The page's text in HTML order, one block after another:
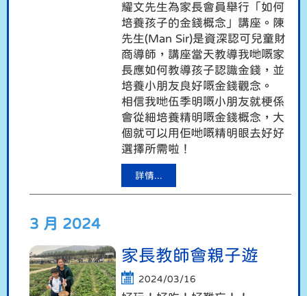
耀文先生為家長會員舉行「如何
培養孩子的金錢概念」講座。陳
先生(Man Sir)是資深認可兒童財
商導師，講座當天教導我哋嘅家
長應如何教導孩子認識金錢，並
培養小朋友良好嘅金錢觀念。
相信我哋伍季明嘅小朋友就梗係
會從細培養精明嘅金錢概念，大
個就可以用佢哋嘅精明眼去好好
選擇所需啦！
詳情...
3 月 2024
家長教師會親子遊
2024/03/16